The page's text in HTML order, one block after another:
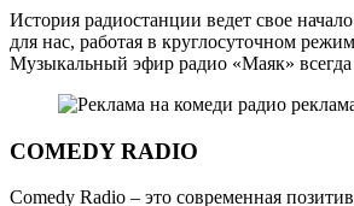
История радиостанции ведет свое
для нас, работая в круглосуточном
Музыкальный эфир радио «Маяк»
COMEDY RADIO
Comedy Radio – это современная